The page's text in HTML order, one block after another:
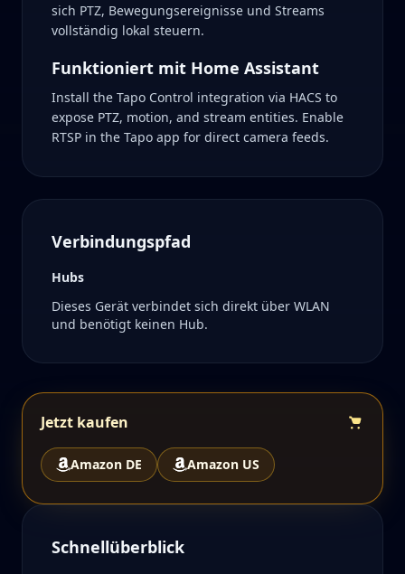
sich PTZ, Bewegungsereignisse und Streams
vollständig lokal steuern.
Funktioniert mit Home Assistant
Install the Tapo Control integration via HACS to
expose PTZ, motion, and stream entities. Enable
RTSP in the Tapo app for direct camera feeds.
Verbindungspfad
Hubs
Dieses Gerät verbindet sich direkt über WLAN
und benötigt keinen Hub.
Jetzt kaufen
Amazon DE Amazon US
Schnellüberblick